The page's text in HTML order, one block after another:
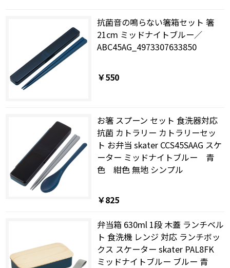
抗菌音の鳴らない箸箱セット 箸
21cm ミッドナイトブルー／
ABC45AG_4973307633850
￥550
お箸 スプーン セット 食洗器対応
抗菌 カトラリー カトラリーセッ
ト お弁当 skater CCS45SAAG スケ
ーター ミッドナイトブルー 青
色 紺色 無地 シンプル
￥825
弁当箱 630ml 1段 木蓋 ランチベル
ト 食洗機 レンジ 対応 ランチボッ
クス スケーター skater PAL8FK
ミッドナイトブルー ブルー 青